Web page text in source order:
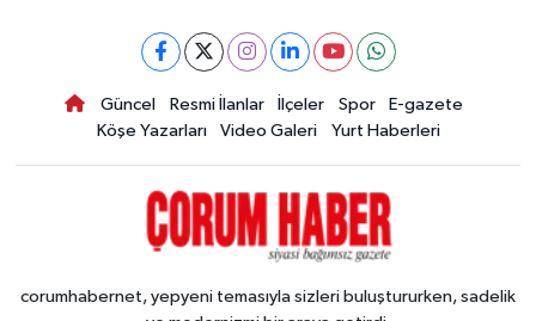
Güncel Resmi İlanlar İlçeler Spor
E-gazete
Köşe Yazarları
Video Galeri Yurt Haberleri
corumhabernet, yepyeni temasıyla sizleri buluştururken, sadelik